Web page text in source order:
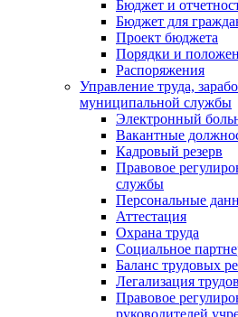
Бюджет и
Бюджет для
Проект бюджета
Порядки и
Распоряжения
Управление труда,
муниципальной службы
Электронный
Вакантные
Кадровый резерв
Правовое
службы
Персональные
Аттестация
Охрана труда
Социальное
Баланс трудовых
Легализация
Правовое
руководителей